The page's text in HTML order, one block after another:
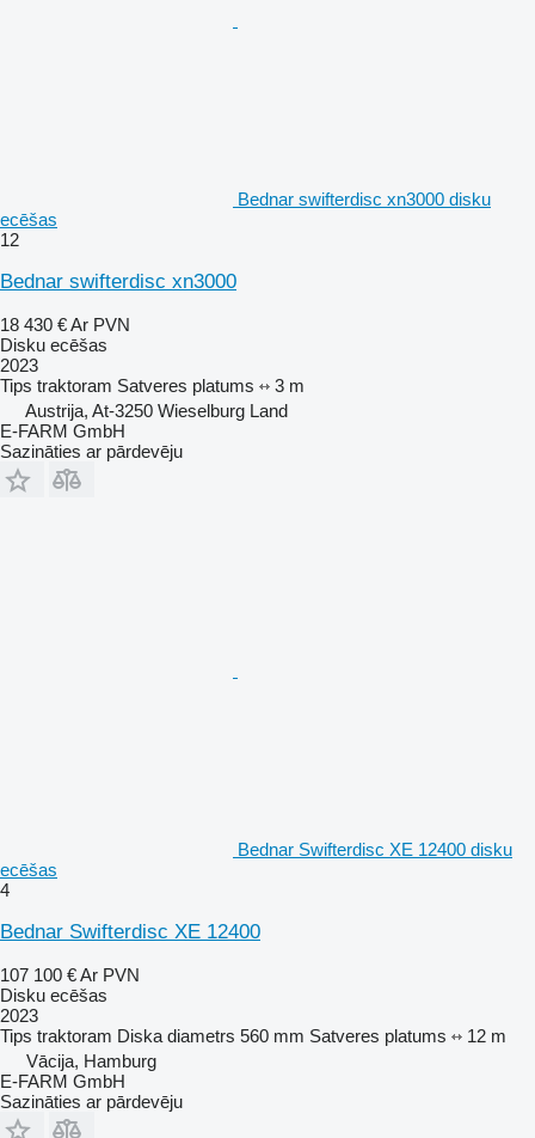
Bednar swifterdisc xn3000 disku
ecēšas
12
Bednar swifterdisc xn3000
18 430 €Ar PVN
Disku ecēšas
2023
Tips traktoram Satveres platums
3 m
Austrija, At-3250 Wieselburg Land
E-FARM GmbH
Sazināties ar pārdevēju
Bednar Swifterdisc XE 12400 disku
ecēšas
4
Bednar Swifterdisc XE 12400
107 100 €Ar PVN
Disku ecēšas
2023
Tips traktoram Diska diametrs 560 mm Satveres platums
12 m
Vācija, Hamburg
E-FARM GmbH
Sazināties ar pārdevēju